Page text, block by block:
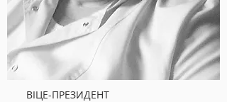
ВІЦЕ-ПРЕЗИДЕНТ